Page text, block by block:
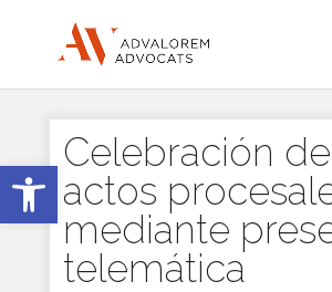
Abrir barra de herramientas
Celebración de
actos
mediante
telemática